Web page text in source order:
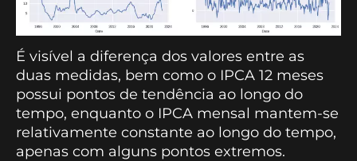
É visível a diferença dos valores entre as
duas medidas, bem como o IPCA 12 meses
possui pontos de tendência ao longo do
tempo, enquanto o IPCA mensal mantem-se
relativamente constante ao longo do tempo,
apenas com alguns pontos extremos.